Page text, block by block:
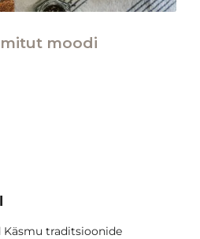
moodi
traditsioonide